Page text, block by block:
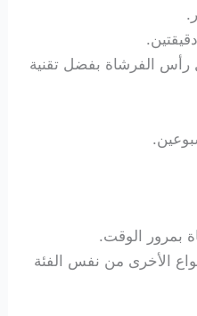
رأس الفرشاة بفضل تقنية
بمرور الوقت.
الأخرى من نفس الفئة